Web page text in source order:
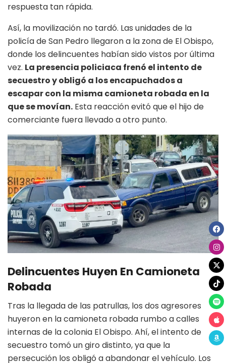
respuesta tan rápida.
Así, la movilización no tardó. Las unidades de la
policía de San Pedro llegaron a la zona de El Obispo,
donde los delincuentes habían sido vistos por última
vez. La presencia policiaca frenó el intento de
secuestro y obligó a los encapuchados a
escapar con la misma camioneta robada en la
que se movían. Esta reacción evitó que el hijo de
comerciante fuera llevado a otro punto.
Delincuentes Huyen En Camioneta
Robada
Tras la llegada de las patrullas, los dos agresores
huyeron en la camioneta robada rumbo a calles
internas de la colonia El Obispo. Ahí, el intento de
secuestro tomó un giro distinto, ya que la
persecución los obligó a abandonar el vehículo. Los